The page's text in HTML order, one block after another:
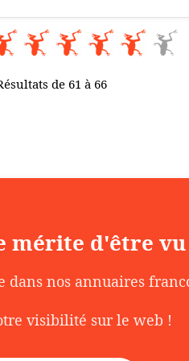
de 61 à 66
mérite d'être
dans nos annuaires
visibilité sur le web !